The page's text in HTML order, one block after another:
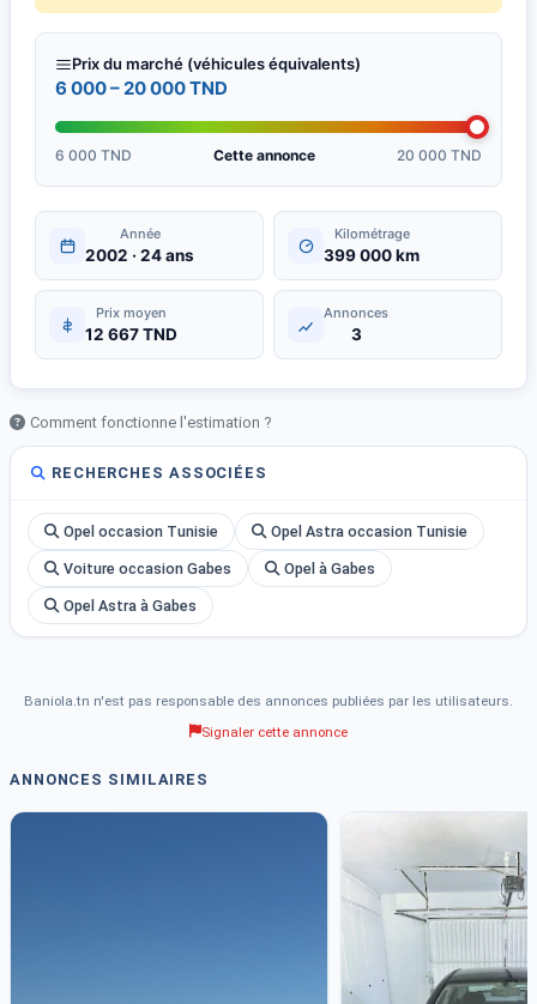
Prix du marché (véhicules équivalents)
6 000 – 20 000 TND
6 000 TND Cette annonce 20 000 TND
Année
2002 · 24 ans
Kilométrage
399 000 km
Prix moyen
12 667 TND
Annonces
3
Comment fonctionne l'estimation ?
RECHERCHES ASSOCIÉES
Opel occasion Tunisie Opel Astra occasion Tunisie
Voiture occasion Gabes Opel à Gabes
Opel Astra à Gabes
Baniola.tn n'est pas responsable des annonces publiées par les utilisateurs.
Signaler cette annonce
ANNONCES SIMILAIRES